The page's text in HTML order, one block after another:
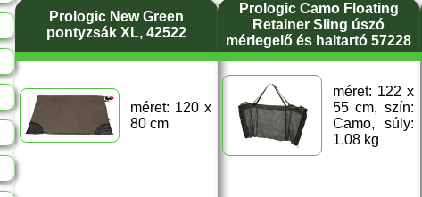
Prologic New Green
pontyzsák XL, 42522
méret: 120 x
80 cm
Prologic Camo Floating
Retainer Sling úszó
mérlegelő és haltartó 57228
méret: 122 x
55 cm, szín:
Camo, súly:
1,08 kg